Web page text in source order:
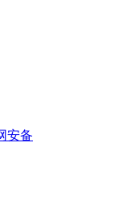
安备